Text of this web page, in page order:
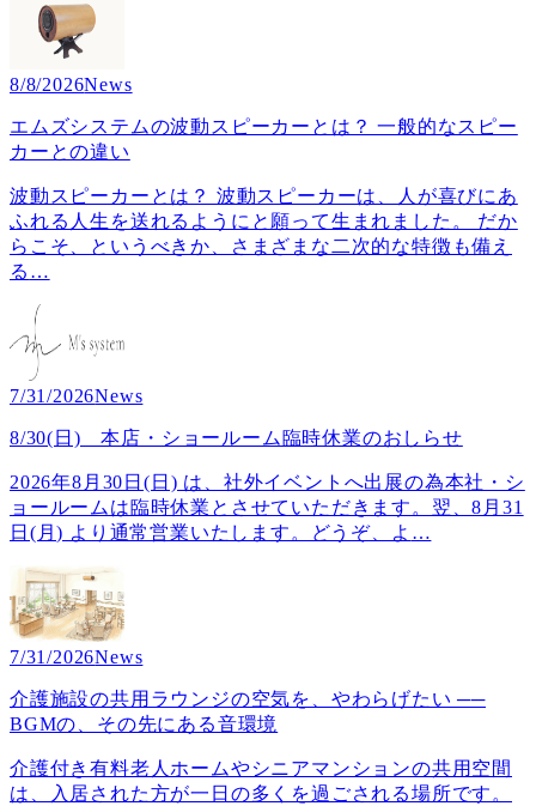
8/8/2026News
エムズシステムの波動スピーカーとは？ 一般的なスピー
カーとの違い
波動スピーカーとは？ 波動スピーカーは、人が喜びにあ
ふれる人生を送れるようにと願って生まれました。 だか
らこそ、というべきか、さまざまな二次的な特徴も備え
る …
7/31/2026News
8/30(日) 本店・ショールーム臨時休業のおしらせ
2026年8月30日(日) は、社外イベントへ出展の為本社・シ
ョールームは臨時休業とさせていただきます。翌、8月31
日(月) より通常営業いたします。どうぞ、よ …
7/31/2026News
介護施設の共用ラウンジの空気を、やわらげたい ──
BGMの、その先にある音環境
介護付き有料老人ホームやシニアマンションの共用空間
は、入居された方が一日の多くを過ごされる場所です。